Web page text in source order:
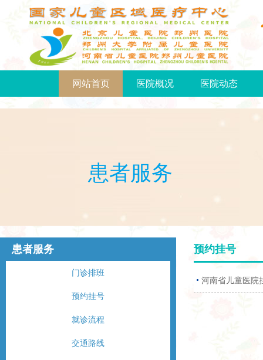
网站首页 医院概况 医院动态
患者服务
患者服务
门诊排班
预约挂号
就诊流程
交通路线
预约挂号
河南省儿童医院